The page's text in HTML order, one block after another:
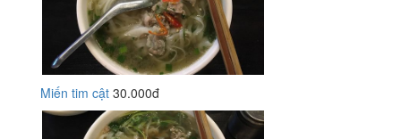
Miến tim cật 30.000đ